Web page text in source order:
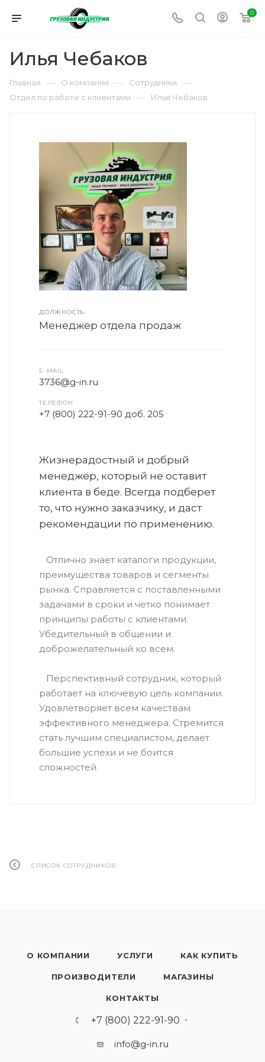
0
Илья Чебаков
Главная — О компании — Сотрудники —
Отдел по работе с клиентами — Илья Чебаков
ДОЛЖНОСТЬ
Менеджер отдела продаж
E-MAIL
3736@g-in.ru
ТЕЛЕФОН
+7 (800) 222-91-90 доб. 205
Жизнерадостный и добрый
менеджер, который не оставит
клиента в беде. Всегда подберет
то, что нужно заказчику, и даст
рекомендации по применению.
Отлично знает каталоги продукции,
преимущества товаров и сегменты
рынка. Справляется с поставленными
задачами в сроки и четко понимает
принципы работы с клиентами.
Убедительный в общении и
доброжелательный ко всем.
Перспективный сотрудник, который
работает на ключевую цель компании.
Удовлетворяет всем качествам
эффективного менеджера. Стремится
стать лучшим специалистом, делает
большие успехи и не боится
сложностей.
СПИСОК СОТРУДНИКОВ
О КОМПАНИИ УСЛУГИ КАК КУПИТЬ
ПРОИЗВОДИТЕЛИ МАГАЗИНЫ
КОНТАКТЫ
+7 (800) 222-91-90
info@g-in.ru